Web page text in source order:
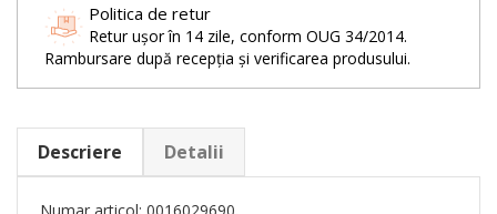
Politica de retur
Retur ușor în 14 zile, conform OUG 34/2014.
Rambursare după recepția și verificarea produsului.
Descriere Detalii